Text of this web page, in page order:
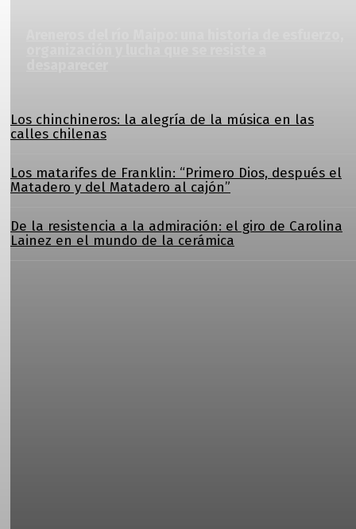
Los chinchineros: la alegría de la música en las
calles chilenas
Los matarifes de Franklin: “Primero Dios, después el
Matadero y del Matadero al cajón”
De la resistencia a la admiración: el giro de Carolina
Lainez en el mundo de la cerámica